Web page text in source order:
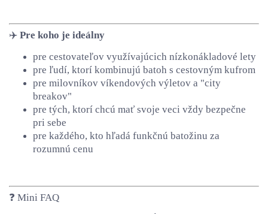
✈️ Pre koho je ideálny
pre cestovateľov využívajúcich nízkonákladové lety
pre ľudí, ktorí kombinujú batoh s cestovným kufrom
pre milovníkov víkendových výletov a "city
breakov"
pre tých, ktorí chcú mať svoje veci vždy bezpečne
pri sebe
pre každého, kto hľadá funkčnú batožinu za
rozumnú cenu
❓ Mini FAQ